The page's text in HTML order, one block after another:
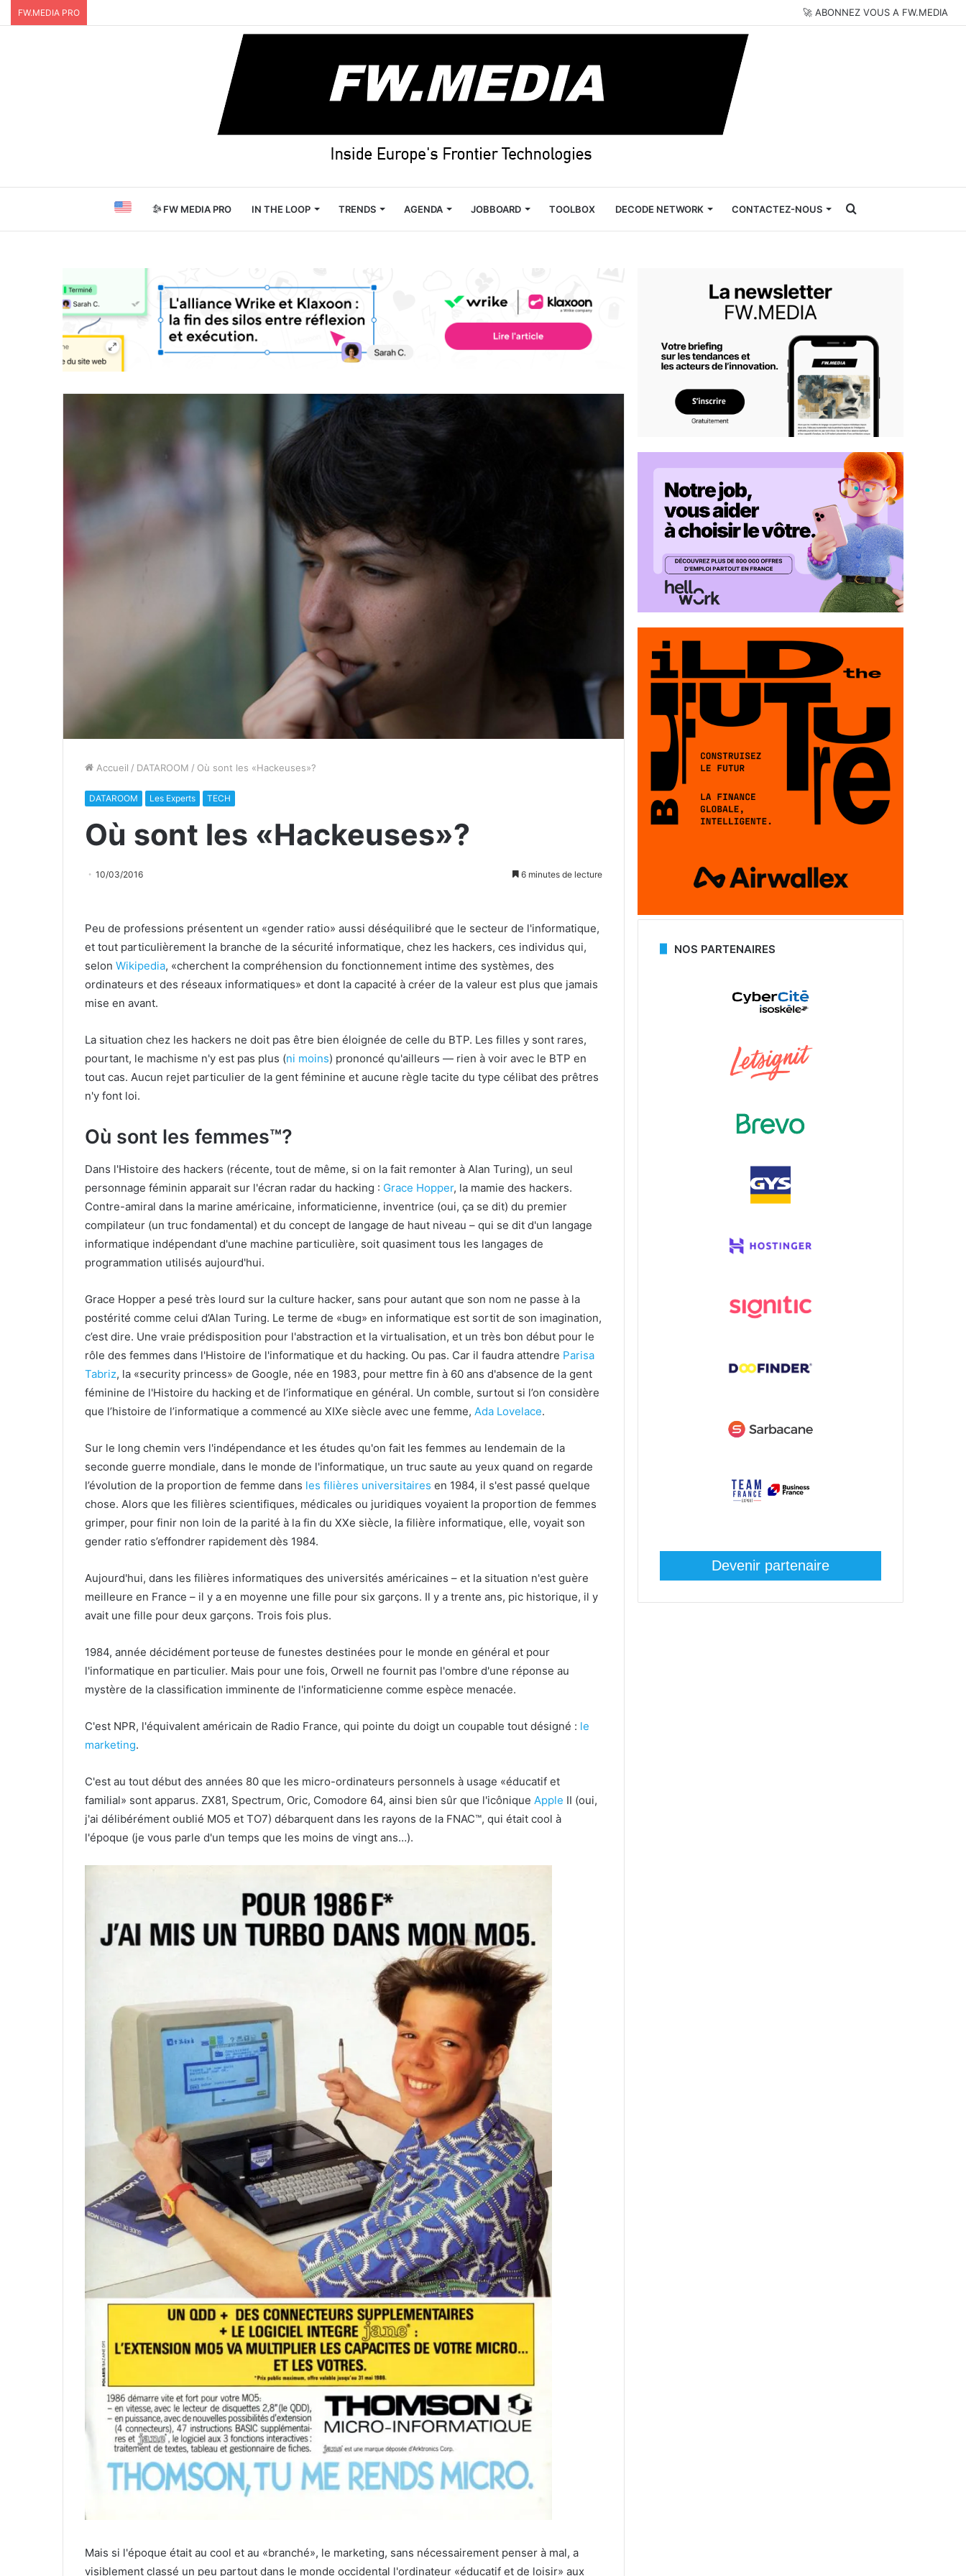
FW.MEDIA PRO 🚀 ABONNEZ VOUS A FW.MEDIA
FW MEDIA PRO IN THE LOOP TRENDS AGENDA JOBBOARD TOOLBOX DECODE NETWORK CONTACTEZ-NOUS Rechercher
Accueil / DATAROOM / Où sont les «Hackeuses»?
DATAROOM Les Experts TECH
Où sont les «Hackeuses»?
10/03/2016 6 minutes de lecture
Peu de professions présentent un «gender ratio» aussi déséquilibré que le secteur de l'informatique,
et tout particulièrement la branche de la sécurité informatique, chez les hackers, ces individus qui,
selon Wikipedia, «cherchent la compréhension du fonctionnement intime des systèmes, des
ordinateurs et des réseaux informatiques» et dont la capacité à créer de la valeur est plus que jamais
mise en avant.
La situation chez les hackers ne doit pas être bien éloignée de celle du BTP. Les filles y sont rares,
pourtant, le machisme n'y est pas plus (ni moins) prononcé qu'ailleurs — rien à voir avec le BTP en
tout cas. Aucun rejet particulier de la gent féminine et aucune règle tacite du type célibat des prêtres
n'y font loi.
Où sont les femmes™?
Dans l'Histoire des hackers (récente, tout de même, si on la fait remonter à Alan Turing), un seul
personnage féminin apparait sur l'écran radar du hacking : Grace Hopper, la mamie des hackers.
Contre-amiral dans la marine américaine, informaticienne, inventrice (oui, ça se dit) du premier
compilateur (un truc fondamental) et du concept de langage de haut niveau – qui se dit d'un langage
informatique indépendant d'une machine particulière, soit quasiment tous les langages de
programmation utilisés aujourd'hui.
Grace Hopper a pesé très lourd sur la culture hacker, sans pour autant que son nom ne passe à la
postérité comme celui d’Alan Turing. Le terme de «bug» en informatique est sortit de son imagination,
c’est dire. Une vraie prédisposition pour l'abstraction et la virtualisation, et un très bon début pour le
rôle des femmes dans l'Histoire de l'informatique et du hacking. Ou pas. Car il faudra attendre Parisa
Tabriz, la «security princess» de Google, née en 1983, pour mettre fin à 60 ans d'absence de la gent
féminine de l'Histoire du hacking et de l’informatique en général. Un comble, surtout si l’on considère
que l’histoire de l’informatique a commencé au XIXe siècle avec une femme, Ada Lovelace.
Sur le long chemin vers l'indépendance et les études qu'on fait les femmes au lendemain de la
seconde guerre mondiale, dans le monde de l'informatique, un truc saute au yeux quand on regarde
l’évolution de la proportion de femme dans les filières universitaires en 1984, il s'est passé quelque
chose. Alors que les filières scientifiques, médicales ou juridiques voyaient la proportion de femmes
grimper, pour finir non loin de la parité à la fin du XXe siècle, la filière informatique, elle, voyait son
gender ratio s’effondrer rapidement dès 1984.
Aujourd'hui, dans les filières informatiques des universités américaines – et la situation n'est guère
meilleure en France – il y a en moyenne une fille pour six garçons. Il y a trente ans, pic historique, il y
avait une fille pour deux garçons. Trois fois plus.
1984, année décidément porteuse de funestes destinées pour le monde en général et pour
l'informatique en particulier. Mais pour une fois, Orwell ne fournit pas l'ombre d'une réponse au
mystère de la classification imminente de l'informaticienne comme espèce menacée.
C'est NPR, l'équivalent américain de Radio France, qui pointe du doigt un coupable tout désigné : le
marketing.
C'est au tout début des années 80 que les micro-ordinateurs personnels à usage «éducatif et
familial» sont apparus. ZX81, Spectrum, Oric, Comodore 64, ainsi bien sûr que l'icônique Apple II (oui,
j'ai délibérément oublié MO5 et TO7) débarquent dans les rayons de la FNAC™, qui était cool à
l'époque (je vous parle d'un temps que les moins de vingt ans…).
Mais si l'époque était au cool et au «branché», le marketing, sans nécessairement penser à mal, a
visiblement classé un peu partout dans le monde occidental l'ordinateur «éducatif et de loisir» aux
NOS PARTENAIRES
Devenir partenaire